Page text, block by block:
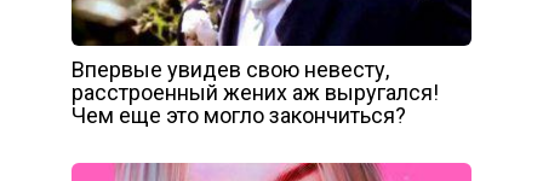
Впервые увидев свою невесту,
расстроенный жених аж выругался!
Чем еще это могло закончиться?